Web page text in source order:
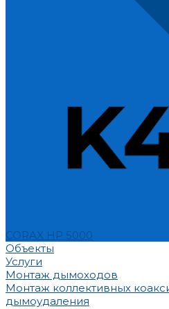
CORAX HP 5000
Объекты
Услуги
Монтаж дымоходов
Монтаж коллективных
дымоудаления